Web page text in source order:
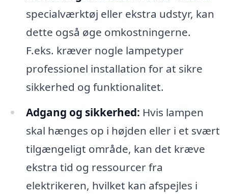
specialværktøj eller ekstra udstyr, kan
dette også øge omkostningerne.
F.eks. kræver nogle lampetyper
professionel installation for at sikre
sikkerhed og funktionalitet.
Adgang og sikkerhed: Hvis lampen
skal hænges op i højden eller i et svært
tilgængeligt område, kan det kræve
ekstra tid og ressourcer fra
elektrikeren, hvilket kan afspejles i